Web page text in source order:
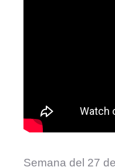
Semana del 27